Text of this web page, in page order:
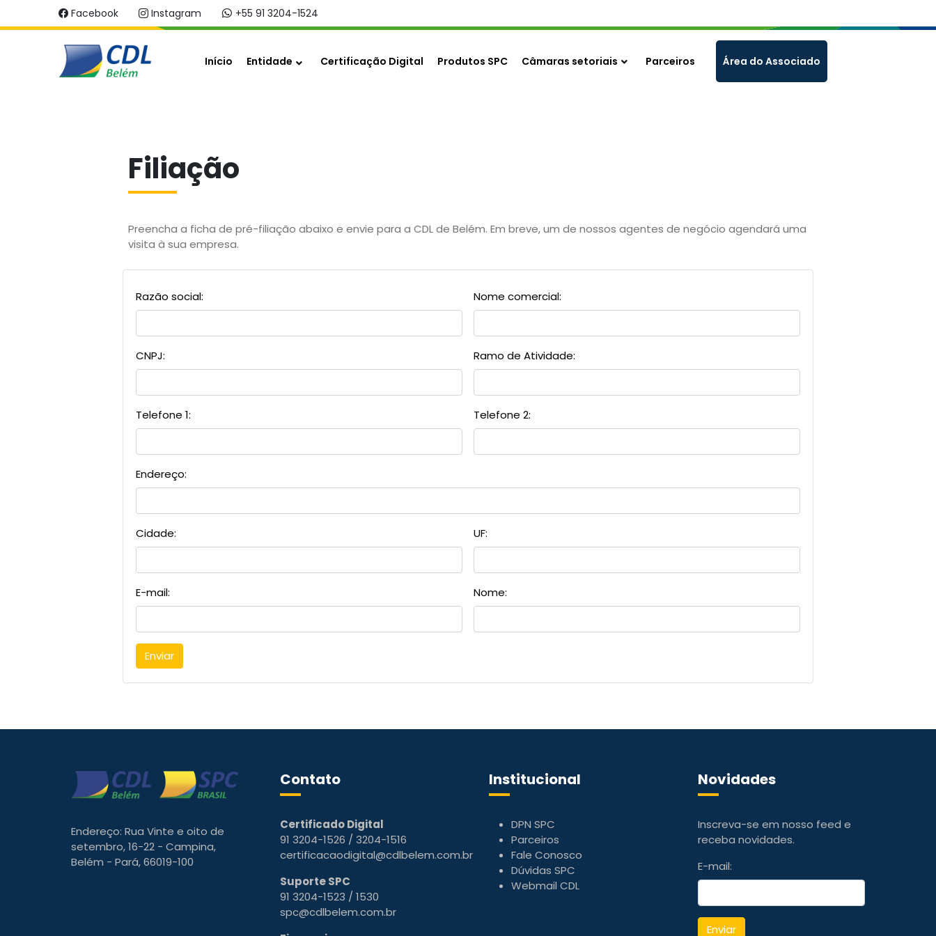
Facebook Instagram +55 91 3204-1524
Início Entidade Certificação Digital Produtos SPC Câmaras setoriais Parceiros Área do Associado
Filiação
Preencha a ficha de pré-filiação abaixo e envie para a CDL de Belém. Em breve, um de nossos agentes de negócio agendará uma
visita à sua empresa.
Razão social: Nome comercial:
CNPJ: Ramo de Atividade:
Telefone 1: Telefone 2:
Endereço:
Cidade: UF:
E-mail: Nome:
Endereço: Rua Vinte e oito de
setembro, 16-22 - Campina,
Belém - Pará, 66019-100
Contato
Certificado Digital
91 3204-1526 / 3204-1516
certificacaodigital@cdlbelem.com.br
Suporte SPC
91 3204-1523 / 1530
spc@cdlbelem.com.br
Institucional
DPN SPC
Parceiros
Fale Conosco
Dúvidas SPC
Webmail CDL
Novidades
Inscreva-se em nosso feed e
receba novidades.
E-mail:
Enviar